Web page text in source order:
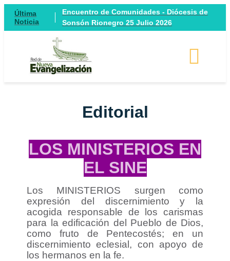
Última
Noticia
Encuentro de Comunidades - Diócesis de
Sonsón Rionegro 25 Julio 2026
Editorial
LOS MINISTERIOS EN
EL SINE
Los MINISTERIOS surgen como
expresión del discernimiento y la
acogida responsable de los carismas
para la edificación del Pueblo de Dios,
como fruto de Pentecostés; en un
discernimiento eclesial, con apoyo de
los hermanos en la fe.